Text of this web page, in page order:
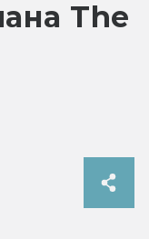
The